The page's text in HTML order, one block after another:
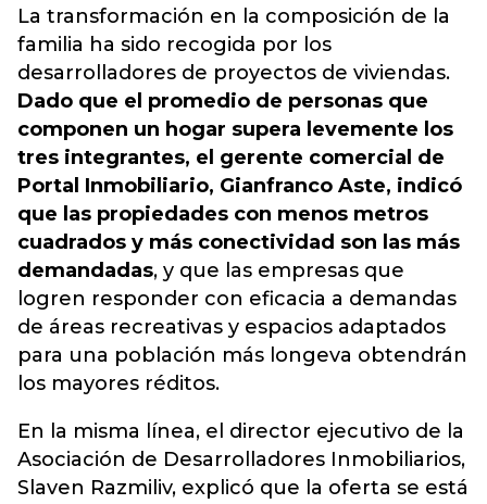
La transformación en la composición de la
familia ha sido recogida por los
desarrolladores de proyectos de viviendas.
Dado que el promedio de personas que
componen un hogar supera levemente los
tres integrantes, el gerente comercial de
Portal Inmobiliario, Gianfranco Aste, indicó
que las propiedades con menos metros
cuadrados y más conectividad son las más
demandadas, y que las empresas que
logren responder con eficacia a demandas
de áreas recreativas y espacios adaptados
para una población más longeva obtendrán
los mayores réditos.
En la misma línea, el director ejecutivo de la
Asociación de Desarrolladores Inmobiliarios,
Slaven Razmiliv, explicó que la oferta se está